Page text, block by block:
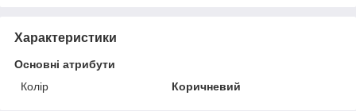
Характеристики
Основні атрибути
Колір
Коричневий